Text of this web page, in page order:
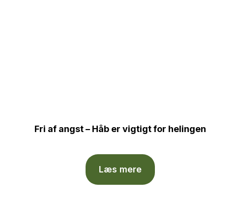
Fri af angst – Håb er vigtigt for helingen
Læs mere